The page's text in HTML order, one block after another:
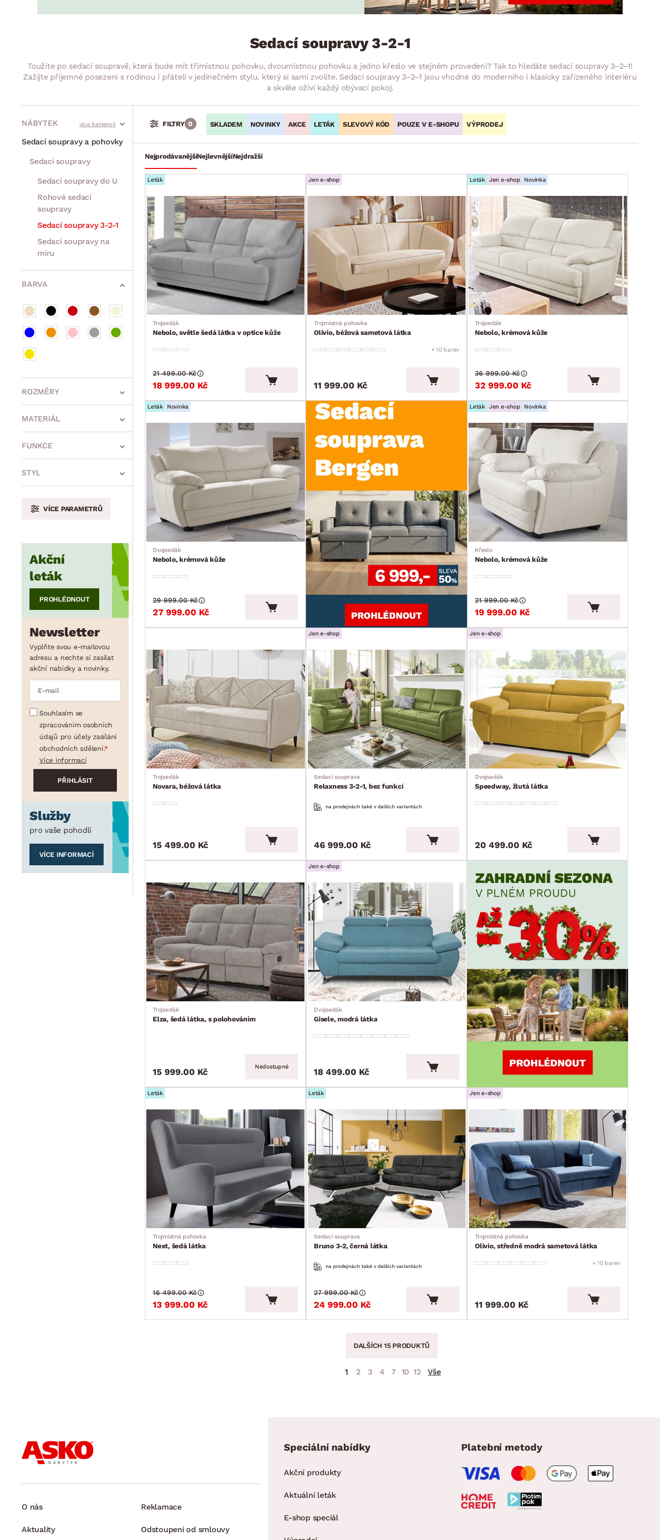
Koupelna
Závěsy a žaluzie Pánve
ZAHRADNÍ DOPLŇKY VÁNOCE
Zahradní doplňky
Sedací soupravy 3-2-1
Toužíte po sedací soupravě, která bude mít třímístnou pohovku, dvoumístnou pohovku a jedno křeslo ve stejném provedení? Tak to hledáte sedací soupravy 3–2–1!
Zažijte příjemné posezení s rodinou i přáteli v jedinečném stylu, který si sami zvolíte. Sedací soupravy 3–2–1 jsou vhodné do moderního i klasicky zařízeného interiéru
a skvěle oživí každý obývací pokoj.
NÁBYTEK
Stoly a stolky
Křesla a sezení
Židle a lavice
Postele
Šatní skříně
Rošty
Matrace
Komody, skříňky a vitríny
Bytové doplňky
Sedací soupravy a pohovky
Sedací soupravy
Sedací soupravy do U
Rohové sedací
soupravy
Sedací soupravy 3-2-1
Sedací soupravy na
míru
Sestavy a stěny
Drobný nábytek
Spotřebiče
BARVA
ROZMĚRY
min.
min. cm max. cm
min. cm cm
cm
MATERIÁL
FUNKCE
STYL
VÍCE PARAMETRŮ
Akční
leták
PROHLÉDNOUT
Newsletter
Vyplňte svou e-mailovou
adresu a nechte si zasílat
akční nabídky a novinky.
Souhlasím se
zpracováním osobních
údajů pro účely zasílání
obchodních sdělení.
Více informací
Služby
pro vaše pohodlí
VÍCE INFORMACÍ
SKLADEM NOVINKY AKCE LETÁK SLEVOVÝ KÓD POUZE V E-SHOPU VÝPRODEJ
FILTRY 0
NejprodávanějšíNejlevnějšíNejdražší
Leták
Trojsedák
Nebolo, světle šedá látka v optice kůže
18 999.00 Kč
21 499.00 Kč
Jen e-shop
Trojmístná pohovka
Olivio, béžová sametová látka
+ 10 barev
11 999.00 Kč
Leták Jen e-shop Novinka
Trojsedák
Nebolo, krémová kůže
32 999.00 Kč
36 999.00 Kč
Leták Novinka
Dvojsedák
Nebolo, krémová kůže
27 999.00 Kč
29 999.00 Kč
Leták Jen e-shop Novinka
Křeslo
Nebolo, krémová kůže
19 999.00 Kč
21 999.00 Kč
Trojsedák
Novara, béžová látka
15 499.00 Kč
Jen e-shop
Sedací souprava
Relaxness 3-2-1, bez funkcí
na prodejnách také v dalších variantách
46 999.00 Kč
Jen e-shop
Dvojsedák
Speedway, žlutá látka
20 499.00 Kč
Trojsedák
Elza, šedá látka, s polohováním
15 999.00 Kč Nedostupné
Jen e-shop
Dvojsedák
Gisele, modrá látka
18 499.00 Kč
Leták
Trojmístná pohovka
Next, šedá látka
13 999.00 Kč
16 499.00 Kč
Leták
Sedací souprava
Bruno 3-2, černá látka
na prodejnách také v dalších variantách
24 999.00 Kč
27 999.00 Kč
Jen e-shop
Trojmístná pohovka
Olivio, středně modrá sametová látka
+ 10 barev
11 999.00 Kč
DALŠÍCH 15 PRODUKTŮ
1 2 3 4 7 10 12 Vše
O nás
Aktuality
Reklamace
Odstoupení od smlouvy
Speciální nabídky
Akční produkty
Aktuální leták
E-shop speciál
Platební metody